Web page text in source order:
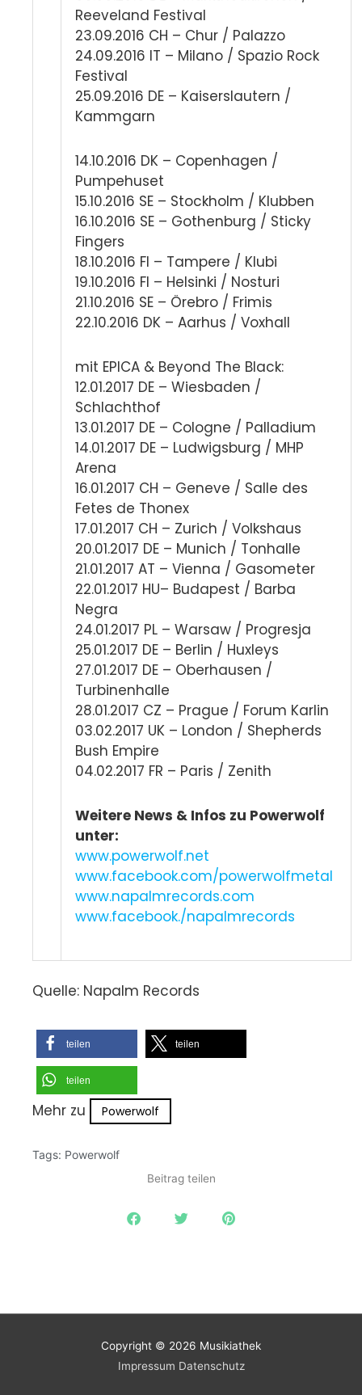
Reeveland Festival
23.09.2016 CH – Chur / Palazzo
24.09.2016 IT – Milano / Spazio Rock
Festival
25.09.2016 DE – Kaiserslautern /
Kammgarn
14.10.2016 DK – Copenhagen /
Pumpehuset
15.10.2016 SE – Stockholm / Klubben
16.10.2016 SE – Gothenburg / Sticky
Fingers
18.10.2016 FI – Tampere / Klubi
19.10.2016 FI – Helsinki / Nosturi
21.10.2016 SE – Örebro / Frimis
22.10.2016 DK – Aarhus / Voxhall
mit EPICA & Beyond The Black:
12.01.2017 DE – Wiesbaden /
Schlachthof
13.01.2017 DE – Cologne / Palladium
14.01.2017 DE – Ludwigsburg / MHP
Arena
16.01.2017 CH – Geneve / Salle des
Fetes de Thonex
17.01.2017 CH – Zurich / Volkshaus
20.01.2017 DE – Munich / Tonhalle
21.01.2017 AT – Vienna / Gasometer
22.01.2017 HU– Budapest / Barba
Negra
24.01.2017 PL – Warsaw / Progresja
25.01.2017 DE – Berlin / Huxleys
27.01.2017 DE – Oberhausen /
Turbinenhalle
28.01.2017 CZ – Prague / Forum Karlin
03.02.2017 UK – London / Shepherds
Bush Empire
04.02.2017 FR – Paris / Zenith
Weitere News & Infos zu Powerwolf
unter:
www.powerwolf.net
www.facebook.com/powerwolfmetal
www.napalmrecords.com
www.facebook./napalmrecords
Quelle: Napalm Records
teilen teilen
teilen
Mehr zu Powerwolf
Tags: Powerwolf
Beitrag teilen
Copyright © 2026 Musikiathek
Impressum Datenschutz